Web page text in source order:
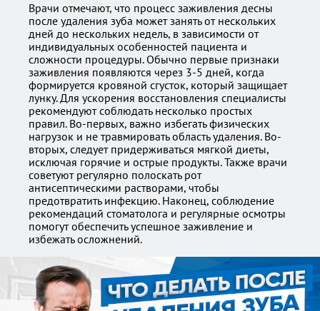
Врачи отмечают, что процесс заживления десны
после удаления зуба может занять от нескольких
дней до нескольких недель, в зависимости от
индивидуальных особенностей пациента и
сложности процедуры. Обычно первые признаки
заживления появляются через 3-5 дней, когда
формируется кровяной сгусток, который защищает
лунку. Для ускорения восстановления специалисты
рекомендуют соблюдать несколько простых
правил. Во-первых, важно избегать физических
нагрузок и не травмировать область удаления. Во-
вторых, следует придерживаться мягкой диеты,
исключая горячие и острые продукты. Также врачи
советуют регулярно полоскать рот
антисептическими растворами, чтобы
предотвратить инфекцию. Наконец, соблюдение
рекомендаций стоматолога и регулярные осмотры
помогут обеспечить успешное заживление и
избежать осложнений.